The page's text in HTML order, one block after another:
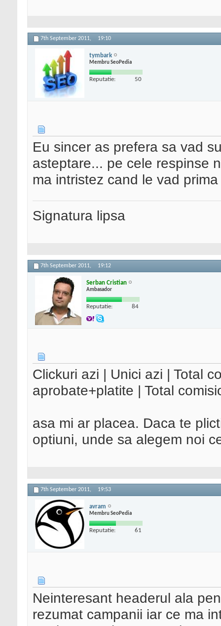
7th September 2011, 19:10
tymbark
Membru SeoPedia
Reputatie: 50
Eu sincer as prefera sa vad
asteptare... pe cele respinse
ma intristez cand le vad
Signatura lipsa
7th September 2011, 19:12
Serban Cristian
Ambasador
Reputatie: 84
Clickuri azi | Unici azi | Total
aprobate+platite | Total
asa mi ar placea. Daca te
optiuni, unde sa alegem noi
7th September 2011, 19:53
avram
Membru SeoPedia
Reputatie: 61
Neinteresant headerul ala
rezumat campanii iar ce ma